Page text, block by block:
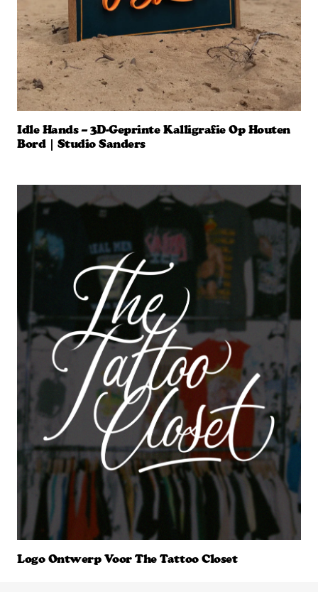
Idle Hands – 3D-Geprinte Kalligrafie Op Houten
Bord | Studio Sanders
Logo Ontwerp Voor The Tattoo Closet